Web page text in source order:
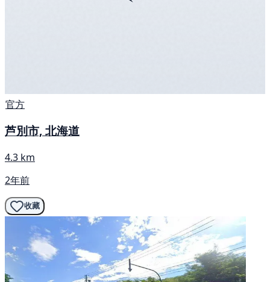
官方
芦別市, 北海道
4.3 km
2年前
收藏